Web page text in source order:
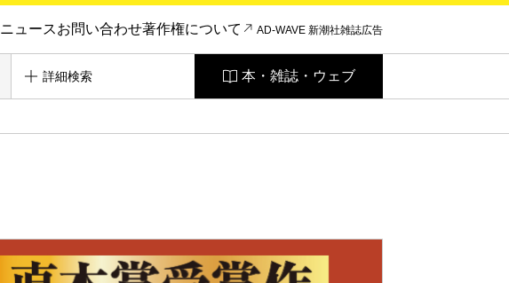
ニュースお問い合わせ著作権について AD-WAVE 新潮社雑誌広告
詳細検索 本・雑誌・ウェブ